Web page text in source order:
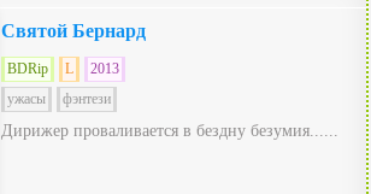
Святой Бернард
BDRip L
2013
ужасы
фэнтези
Дирижер проваливается в бездну безумия......